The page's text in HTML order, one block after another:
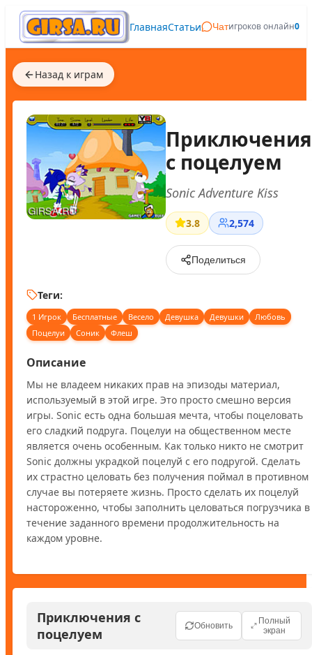
ГлавнаяСтатьи Чатигроков онлайн0
Назад к играм
Приключения
с поцелуем
Sonic Adventure Kiss
3.8 2,574
Поделиться
Теги:
1 Игрок Бесплатные Весело Девушка Девушки
Любовь
Поцелуи
Соник Флеш
Описание
Мы не владеем никаких прав на эпизоды материал,
используемый в этой игре. Это просто смешно версия
игры. Sonic есть одна большая мечта, чтобы поцеловать
его сладкий подруга. Поцелуи на общественном месте
является очень особенным. Как только никто не смотрит
Sonic должны украдкой поцелуй с его подругой. Сделать
их страстно целовать без получения поймал в противном
случае вы потеряете жизнь. Просто сделать их поцелуй
настороженно, чтобы заполнить целоваться погрузчика в
течение заданного времени продолжительность на
каждом уровне.
Приключения с
поцелуем
Обновить
Полный
экран